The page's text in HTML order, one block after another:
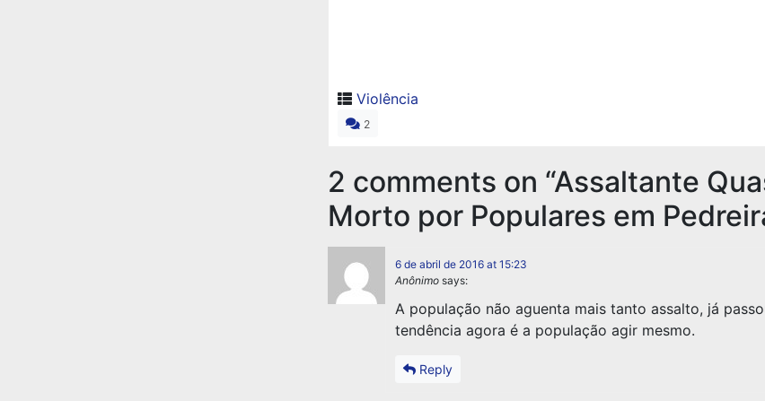
Violência
2
2 comments on “Assaltante
Morto por Populares em
6 de abril de 2016 at 15:23
Anônimo says:
A população não aguenta mais tanto assalto, já
tendência agora é a população agir mesmo.
Reply